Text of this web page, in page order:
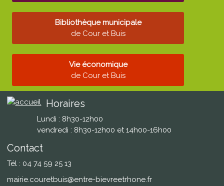
Bibliothèque municipale
de Cour et Buis
Vie économique
de Cour et Buis
Horaires
Lundi : 8h30-12h00
vendredi : 8h30-12h00 et 14h00-16h00
Contact
Tél : 04 74 59 25 13
mairie.couretbuis@entre-bievreetrhone.fr